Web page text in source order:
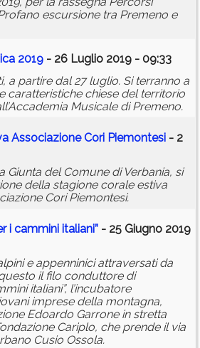
escursione tra Premeno e
2019 - 26 Luglio 2019 - 09:33
a partire dal 27 luglio. Si terranno a
caratteristiche chiese del territorio
Musicale di Premeno.
Associazione Cori Piemontesi - 2
Giunta del Comune di Verbania, si
della stagione corale estiva
Cori Piemontesi.
i cammini italiani” - 25 Giugno 2019
e appenninici attraversati da
il filo conduttore di
italiani”, l’incubatore
imprese della montagna,
Edoardo Garrone in stretta
Cariplo, che prende il via
Cusio Ossola.